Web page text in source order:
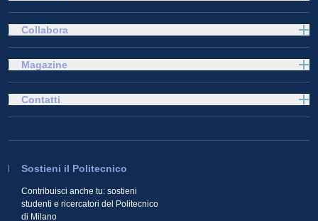
Collabora
Magazine
Sostieni il Politecnico
Contribuisci anche tu: sostieni
studenti e ricercatori del Politecnico
di Milano
Contatti